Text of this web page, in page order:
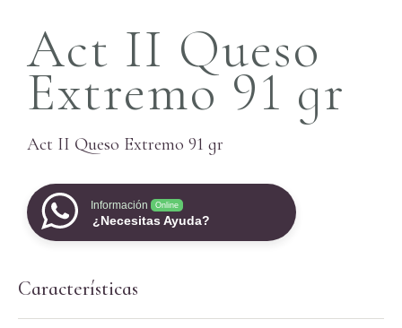
Act II Queso
Extremo 91 gr
Act II Queso Extremo 91 gr
Información Online
¿Necesitas Ayuda?
Características